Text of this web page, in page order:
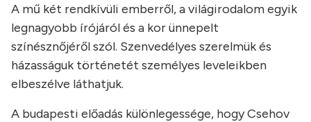
A mű két rendkívüli emberről, a világirodalom egyik
legnagyobb írójáról és a kor ünnepelt
színésznőjéről szól. Szenvedélyes szerelmük és
házasságuk történetét személyes leveleikben
elbeszélve láthatjuk.
A budapesti előadás különlegessége, hogy Csehov